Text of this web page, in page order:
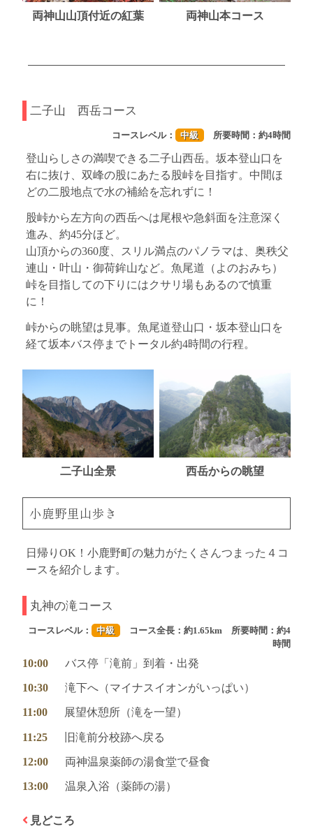
両神山山頂付近の紅葉 両神山本コース
二子山 西岳コース
コースレベル： 中級 所要時間：約4時間
登山らしさの満喫できる二子山西岳。坂本登山口を
右に抜け、双峰の股にあたる股峠を目指す。中間ほ
どの二股地点で水の補給を忘れずに！
股峠から左方向の西岳へは尾根や急斜面を注意深く
進み、約45分ほど。
山頂からの360度、スリル満点のパノラマは、奥秩父
連山・叶山・御荷鉾山など。魚尾道（よのおみち）
峠を目指しての下りにはクサリ場もあるので慎重
に！
峠からの眺望は見事。魚尾道登山口・坂本登山口を
経て坂本バス停までトータル約4時間の行程。
二子山全景 西岳からの眺望
小鹿野里山歩き
日帰りOK！小鹿野町の魅力がたくさんつまった４コ
ースを紹介します。
丸神の滝コース
コースレベル： 中級
コース全長：約1.65km 所要時間：約4
時間
10:00 バス停「滝前」到着・出発
10:30 滝下へ（マイナスイオンがいっぱい）
11:00 展望休憩所（滝を一望）
11:25 旧滝前分校跡へ戻る
12:00 両神温泉薬師の湯食堂で昼食
13:00 温泉入浴（薬師の湯）
見どころ